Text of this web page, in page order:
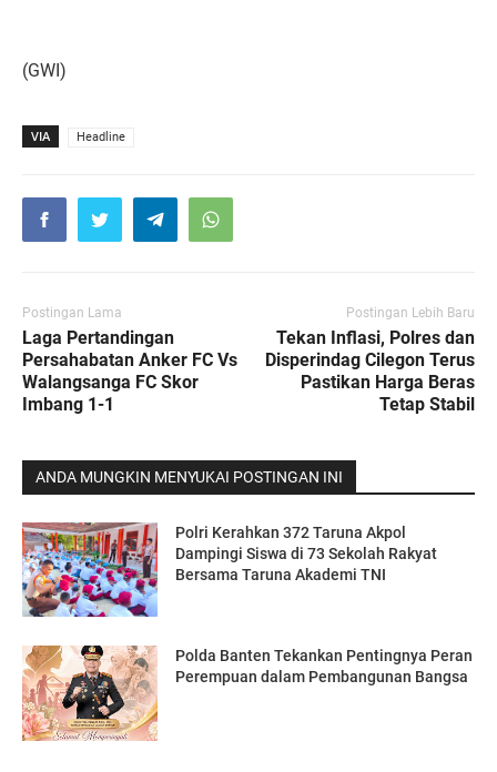
(GWI)
VIA Headline
Postingan Lama
Laga Pertandingan
Persahabatan Anker FC Vs
Walangsanga FC Skor
Imbang 1-1
Postingan Lebih Baru
Tekan Inflasi, Polres dan
Disperindag Cilegon Terus
Pastikan Harga Beras
Tetap Stabil
ANDA MUNGKIN MENYUKAI POSTINGAN INI
Polri Kerahkan 372 Taruna Akpol
Dampingi Siswa di 73 Sekolah Rakyat
Bersama Taruna Akademi TNI
Polda Banten Tekankan Pentingnya Peran
Perempuan dalam Pembangunan Bangsa